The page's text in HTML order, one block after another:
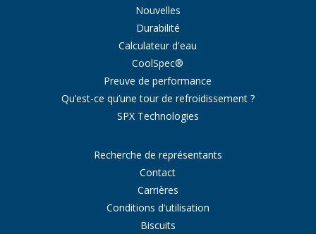
Nouvelles
Durabilité
Calculateur d'eau
CoolSpec®
Preuve de performance
Qu’est-ce qu’une tour de refroidissement ?
SPX Technologies
Recherche de représentants
Contact
Carrières
Conditions d'utilisation
Biscuits